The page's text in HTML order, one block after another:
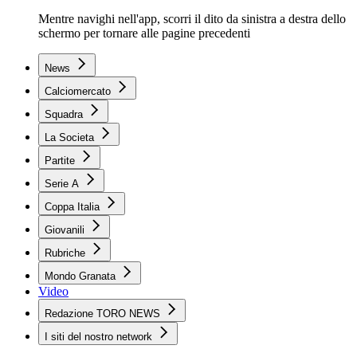
Mentre navighi nell'app, scorri il dito da sinistra a destra dello
schermo per tornare alle pagine precedenti
News
Calciomercato
Squadra
La Societa
Partite
Serie A
Coppa Italia
Giovanili
Rubriche
Mondo Granata
Video
Redazione TORO NEWS
I siti del nostro network